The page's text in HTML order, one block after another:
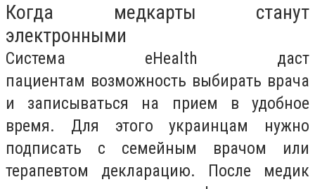
Когда медкарты станут
электронными
Система eHealth даст
пациентам возможность выбирать врача
и записываться на прием в удобное
время. Для этого украинцам нужно
подписать с семейным врачом или
терапевтом декларацию. После медик